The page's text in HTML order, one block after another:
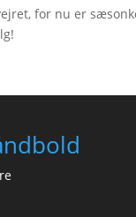
for nu er